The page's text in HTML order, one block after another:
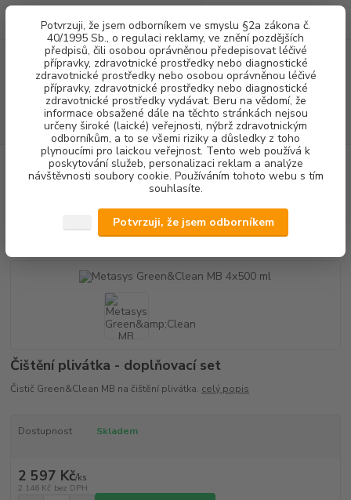
Potvrzuji, že jsem odborníkem ve smyslu §2a zákona č.
40/1995 Sb., o regulaci reklamy, ve znění pozdějších
předpisů, čili osobou oprávněnou předepisovat léčivé
přípravky, zdravotnické prostředky nebo diagnostické
zdravotnické prostředky nebo osobou oprávněnou léčivé
přípravky, zdravotnické prostředky nebo diagnostické
zdravotnické prostředky vydávat. Beru na vědomí, že
informace obsažené dále na těchto stránkách nejsou
určeny široké (laické) veřejnosti, nýbrž zdravotnickým
odborníkům, a to se všemi riziky a důsledky z toho
plynoucími pro laickou veřejnost. Tento web používá k
poskytování služeb, personalizaci reklam a analýze
návštěvnosti soubory cookie. Používáním tohoto webu s tím
souhlasíte.
Potvrzuji, že jsem odborníkem
Menu
CZK
Hledat
(Po-Pá, 8-16 hod.)
za0,00 Kč
DEZINFEKCE DEZINFEKCE PLIVÁTKA
Metasys Green&Clean
MB 4x500 ml
Metasys Green&Clean MB 4x500
Čištění plivátka - doplňovací set
Čistič Green&Clean MB na čištění plivátka. celý popis
Dostupnost Skladem
2 597 Kč/ks
2 146 Kč bez DPH